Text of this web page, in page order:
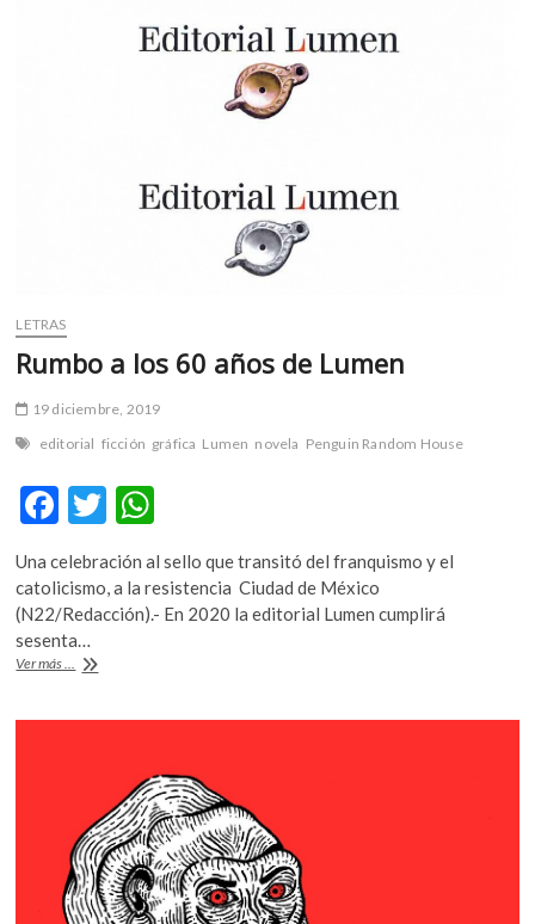
p
LETRAS
Rumbo a los 60 años de Lumen
19 diciembre, 2019
editorial ficción gráfica Lumen novela Penguin Random House
F
ac
e
b
o
k
T
w
itt
er
h
at
s
p
Una celebración al sello que transitó del franquismo y el
catolicismo, a la resistencia Ciudad de México
(N22/Redacción).- En 2020 la editorial Lumen cumplirá
sesenta…
Ver más ... Rumbo